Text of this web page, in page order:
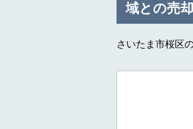
域との売
さいたま市桜区